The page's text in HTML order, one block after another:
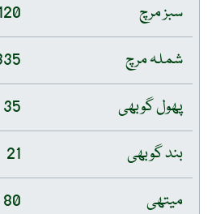
سبز مرچ
120
شملہ مرچ
پھول گوبھی
35
بند گوبھی
21
میتھی
80